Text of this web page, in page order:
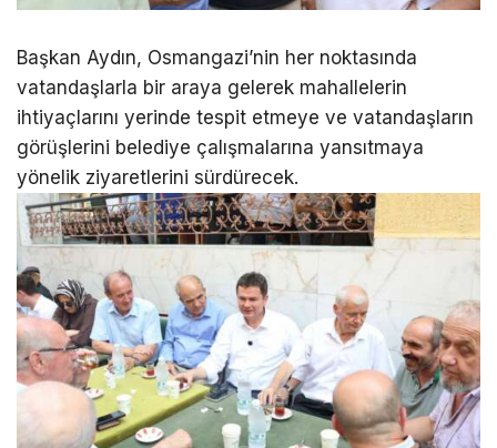
Başkan Aydın, Osmangazi’nin her noktasında
vatandaşlarla bir araya gelerek mahallelerin
ihtiyaçlarını yerinde tespit etmeye ve vatandaşların
görüşlerini belediye çalışmalarına yansıtmaya
yönelik ziyaretlerini sürdürecek.